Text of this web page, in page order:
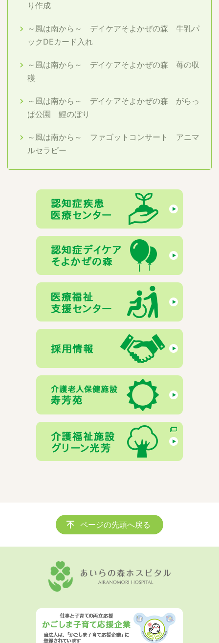
り作成
～風は南から～ デイケアそよかぜの森 牛乳パ
ックDEカード入れ
～風は南から～ デイケアそよかぜの森 苺の収
穫
～風は南から～ デイケアそよかぜの森 がらっ
ぱ公園 鯉のぼり
～風は南から～ ファゴットコンサート アニマ
ルセラピー
ページの先頭へ戻る